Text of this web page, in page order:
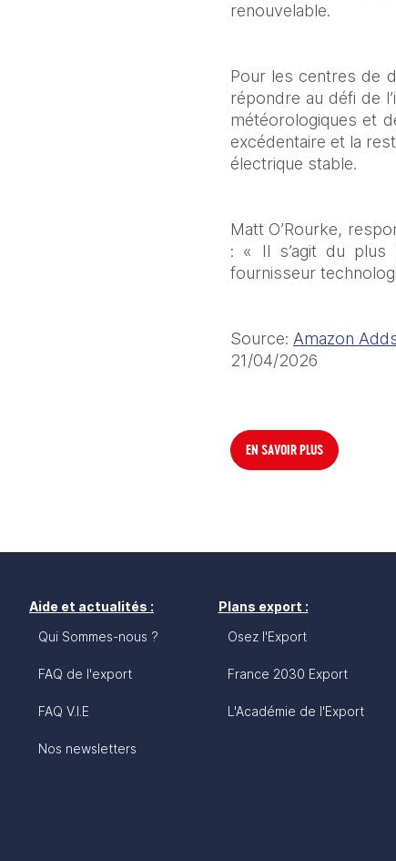
renouvelable.
Pour les centres de
répondre au défi de
météorologiques et
excédentaire et la
électrique stable.
Matt O’Rourke,
: « Il s’agit du plus
fournisseur
Source: Amazon
21/04/2026
EN SAVOIR PLUS
Aide et actualités :
Qui Sommes-nous ?
FAQ de l'export
FAQ V.I.E
Nos newsletters
Plans export :
Osez l'Export
France 2030 Export
L'Académie de l'Export